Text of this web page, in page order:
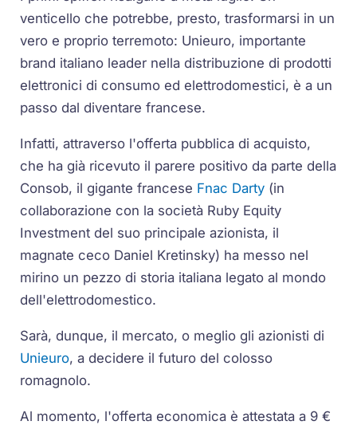
venticello che potrebbe, presto, trasformarsi in un
vero e proprio terremoto: Unieuro, importante
brand italiano leader nella distribuzione di prodotti
elettronici di consumo ed elettrodomestici, è a un
passo dal diventare francese.
Infatti, attraverso l'offerta pubblica di acquisto,
che ha già ricevuto il parere positivo da parte della
Consob, il gigante francese Fnac Darty (in
collaborazione con la società Ruby Equity
Investment del suo principale azionista, il
magnate ceco Daniel Kretinsky) ha messo nel
mirino un pezzo di storia italiana legato al mondo
dell'elettrodomestico.
Sarà, dunque, il mercato, o meglio gli azionisti di
Unieuro, a decidere il futuro del colosso
romagnolo.
Al momento, l'offerta economica è attestata a 9 €